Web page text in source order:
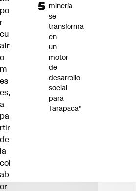
po
r
cu
atr
o
m
es
es,
a
pa
rtir
de
la
col
ab
or
minería
se
transforma
en
un
motor
de
desarrollo
social
para
Tarapacá"